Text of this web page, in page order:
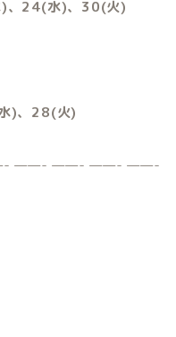
、24(水)、30(火)
)、28(火)
——- ——- ——- ——-